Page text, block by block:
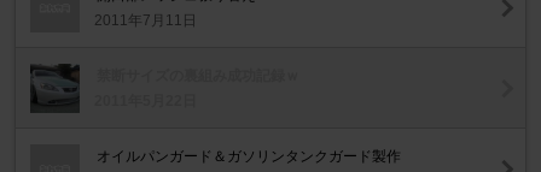
2011年7月11日
オイルパンガード＆ガソリンタンクガード製作